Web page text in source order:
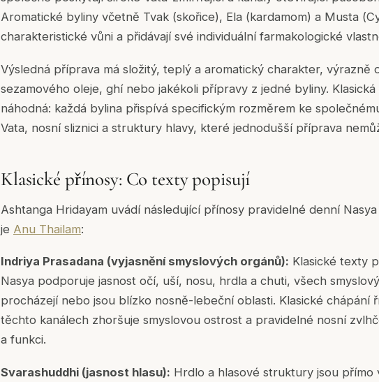
Aromatické byliny včetně Tvak (skořice), Ela (kardamom) a Musta (
charakteristické vůni a přidávají své individuální farmakologické
Výsledná příprava má složitý, teplý a aromatický charakter, výrazně
sezamového oleje, ghí nebo jakékoli přípravy z jedné byliny.
náhodná: každá bylina přispívá specifickým rozměrem ke
Vata, nosní sliznici a struktury hlavy, které jednodušší příprava
Klasické přínosy: Co texty popisují
Ashtanga Hridayam uvádí následující přínosy pravidelné denní
je Anu Thailam:
Indriya Prasadana (vyjasnění smyslových orgánů): Klasické texty
Nasya podporuje jasnost očí, uší, nosu, hrdla a chuti, všech
procházejí nebo jsou blízko nosně-lebeční oblasti. Klasické chápání
těchto kanálech zhoršuje smyslovou ostrost a pravidelné nosní
a funkci.
Svarashuddhi (jasnost hlasu): Hrdlo a hlasové struktury jsou